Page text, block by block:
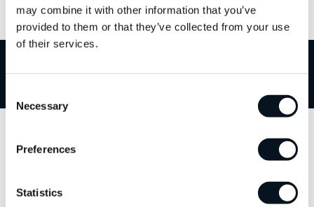
may combine it with other information that you’ve
provided to them or that they’ve collected from your use
of their services.
Selection
Necessary
Preferences
Statistics
Kontakta våra servicerådgivare för bokning.
Välkommen till JemtBil!